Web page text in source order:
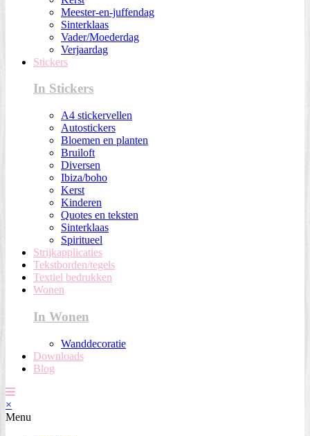
Meester-en-juffendag
Sinterklaas
Vader/Moederdag
Verjaardag
Stickers
In Stickers
A4 stickervellen
Autostickers
Bloemen en planten
Bruiloft
Diversen
Ibiza/boho
Kerst
Kinderen
Quotes en teksten
Sinterklaas
Spiritueel
Strijkapplicaties
Tekstborden/tegels
Textiel bedrukken
Wonen
In Wonen
Wanddecoratie
Downloads
Blog
×
Menu